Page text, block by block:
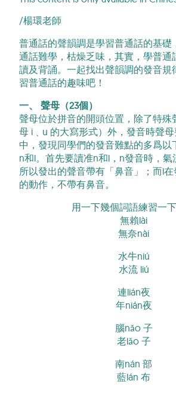
/楊環老師
普通話的聲韻調是學習普通話的基礎
通話難學，枯燥乏味，其實，學普通
讀及背誦。一起找出聲韻調的發音規
習普通話的趣味吧！
一、 聲母（23個）
聲母位於拼音的開頭位置，除了特殊
母 i﹑u 的大寫形式）外，發音時聲
中，發現同學們的發音難點的多爲以
n和l。首先要讀准n和l，n發音時，氣
所以發出的聲音帶有「鼻音」；而l
的動作，不帶有鼻音。
用一下幾個詞語練習一下
無賴lài
無奈nài
水牛niú
水流 liú
連lián夜
年nián夜
腦nǎo 子
老lǎo 子
南nán 部
藍lán 布